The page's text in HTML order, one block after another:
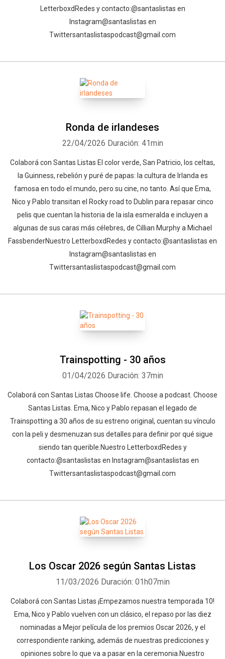
Letterboxd⁠⁠⁠⁠⁠⁠⁠⁠⁠⁠⁠⁠⁠⁠⁠⁠⁠⁠⁠⁠⁠⁠⁠⁠⁠⁠⁠⁠⁠⁠⁠⁠⁠⁠⁠⁠⁠⁠⁠⁠Redes y contacto:⁠⁠⁠⁠⁠⁠⁠⁠⁠⁠⁠⁠⁠⁠⁠⁠⁠⁠⁠⁠⁠⁠⁠⁠⁠⁠⁠⁠⁠⁠⁠⁠⁠⁠⁠⁠⁠⁠⁠⁠@santaslistas⁠⁠⁠⁠⁠⁠⁠⁠⁠⁠⁠⁠⁠⁠⁠⁠⁠⁠⁠⁠⁠⁠⁠⁠⁠⁠⁠⁠⁠⁠⁠⁠⁠⁠⁠⁠⁠⁠⁠⁠ en
Instagram⁠⁠⁠⁠⁠⁠⁠⁠⁠⁠⁠⁠⁠⁠⁠⁠⁠⁠⁠⁠⁠⁠⁠⁠⁠⁠⁠⁠⁠⁠⁠⁠⁠⁠⁠⁠⁠⁠⁠⁠@santaslistas⁠⁠⁠⁠⁠⁠⁠⁠⁠⁠⁠⁠⁠⁠⁠⁠⁠⁠⁠⁠ en
Twitter⁠⁠⁠⁠⁠⁠⁠⁠⁠⁠⁠⁠⁠⁠⁠⁠⁠⁠⁠⁠⁠⁠⁠⁠⁠⁠⁠⁠⁠⁠⁠⁠⁠⁠⁠⁠⁠⁠⁠⁠santaslistaspodcast@gmail.com⁠
Ronda de irlandeses
22/04/2026 Duración: 41min
⁠⁠⁠⁠Colaborá con Santas Listas⁠⁠⁠⁠⁠⁠⁠⁠⁠⁠⁠⁠ ⁠⁠El color verde, San Patricio, los celtas,
la Guinness, rebelión y puré de papas: la cultura de Irlanda es
famosa en todo el mundo, pero su cine, no tanto. Así que Ema,
Nico y Pablo transitan el Rocky road to Dublin para repasar cinco
pelis que cuentan la historia de la isla esmeralda e incluyen a
algunas de sus caras más célebres, de Cillian Murphy a Michael
Fassbender⁠⁠⁠⁠⁠⁠⁠⁠⁠⁠⁠⁠⁠⁠⁠⁠⁠⁠⁠⁠⁠⁠⁠⁠⁠⁠⁠Nuestro Letterboxd⁠⁠⁠⁠⁠⁠⁠⁠⁠⁠⁠⁠⁠⁠⁠⁠⁠⁠⁠⁠⁠⁠⁠⁠⁠⁠⁠⁠⁠⁠⁠⁠⁠⁠⁠⁠⁠⁠⁠Redes y contacto:⁠⁠⁠⁠⁠⁠⁠⁠⁠⁠⁠⁠⁠⁠⁠⁠⁠⁠⁠⁠⁠⁠⁠⁠⁠⁠⁠⁠⁠⁠⁠⁠⁠⁠⁠⁠⁠⁠⁠@santaslistas⁠⁠⁠⁠⁠⁠⁠⁠⁠⁠⁠⁠⁠⁠⁠⁠⁠⁠⁠⁠⁠⁠⁠⁠⁠⁠⁠⁠⁠⁠⁠⁠⁠⁠⁠⁠⁠⁠⁠ en
Instagram⁠⁠⁠⁠⁠⁠⁠⁠⁠⁠⁠⁠⁠⁠⁠⁠⁠⁠⁠⁠⁠⁠⁠⁠⁠⁠⁠⁠⁠⁠⁠⁠⁠⁠⁠⁠⁠⁠⁠@santaslistas⁠⁠⁠⁠⁠⁠⁠⁠⁠⁠⁠⁠⁠⁠⁠⁠⁠⁠⁠ en
Twitter⁠⁠⁠⁠⁠⁠⁠⁠⁠⁠⁠⁠⁠⁠⁠⁠⁠⁠⁠⁠⁠⁠⁠⁠⁠⁠⁠⁠⁠⁠⁠⁠⁠⁠⁠⁠⁠⁠⁠santaslistaspodcast@gmail.com⁠
Trainspotting - 30 años
01/04/2026 Duración: 37min
⁠⁠⁠Colaborá con Santas Listas⁠⁠⁠⁠⁠⁠⁠⁠⁠⁠⁠⁠ ⁠⁠Choose life. Choose a podcast. Choose
Santas Listas. Ema, Nico y Pablo repasan el legado de
Trainspotting a 30 años de su estreno original, cuentan su vínculo
con la peli y desmenuzan sus detalles para definir por qué sigue
siendo tan querible.⁠⁠⁠⁠⁠⁠⁠⁠⁠⁠⁠⁠⁠⁠⁠⁠⁠⁠⁠⁠⁠⁠⁠⁠⁠⁠⁠Nuestro Letterboxd⁠⁠⁠⁠⁠⁠⁠⁠⁠⁠⁠⁠⁠⁠⁠⁠⁠⁠⁠⁠⁠⁠⁠⁠⁠⁠⁠⁠⁠⁠⁠⁠⁠⁠⁠⁠⁠⁠Redes y
contacto:⁠⁠⁠⁠⁠⁠⁠⁠⁠⁠⁠⁠⁠⁠⁠⁠⁠⁠⁠⁠⁠⁠⁠⁠⁠⁠⁠⁠⁠⁠⁠⁠⁠⁠⁠⁠⁠⁠@santaslistas⁠⁠⁠⁠⁠⁠⁠⁠⁠⁠⁠⁠⁠⁠⁠⁠⁠⁠⁠⁠⁠⁠⁠⁠⁠⁠⁠⁠⁠⁠⁠⁠⁠⁠⁠⁠⁠⁠ en Instagram⁠⁠⁠⁠⁠⁠⁠⁠⁠⁠⁠⁠⁠⁠⁠⁠⁠⁠⁠⁠⁠⁠⁠⁠⁠⁠⁠⁠⁠⁠⁠⁠⁠⁠⁠⁠⁠⁠@santaslistas⁠⁠⁠⁠⁠⁠⁠⁠⁠⁠⁠⁠⁠⁠⁠⁠⁠⁠ en
Twitter⁠⁠⁠⁠⁠⁠⁠⁠⁠⁠⁠⁠⁠⁠⁠⁠⁠⁠⁠⁠⁠⁠⁠⁠⁠⁠⁠⁠⁠⁠⁠⁠⁠⁠⁠⁠⁠⁠santaslistaspodcast@gmail.com⁠
Los Oscar 2026 según Santas Listas
11/03/2026 Duración: 01h07min
⁠⁠Colaborá con Santas Listas⁠⁠⁠⁠⁠⁠⁠⁠⁠⁠⁠⁠ ⁠¡Empezamos nuestra temporada 10!
Ema, Nico y Pablo vuelven con un clásico, el repaso por las diez
nominadas a Mejor película de los premios Oscar 2026, y el
correspondiente ranking, además de nuestras predicciones y
opiniones sobre lo que va a pasar en la ceremonia.⁠⁠⁠⁠⁠⁠⁠⁠⁠⁠⁠⁠⁠⁠⁠⁠⁠⁠⁠⁠⁠⁠⁠⁠⁠⁠⁠Nuestro